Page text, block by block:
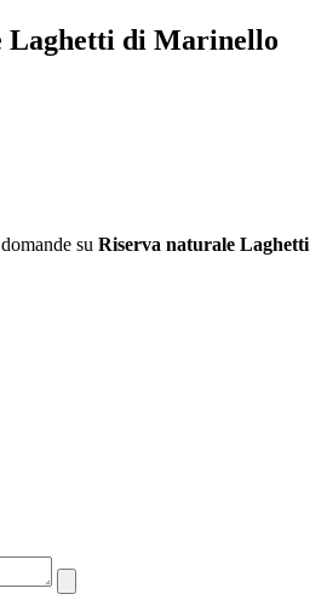
Laghetti di Marinello
su Riserva naturale Laghetti